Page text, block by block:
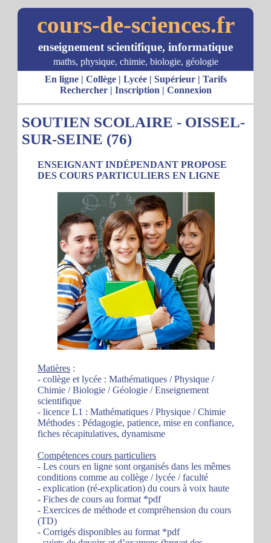
cours-de-sciences.fr
enseignement scientifique, informatique
maths, physique, chimie, biologie, géologie
En ligne| Collège| Lycée| Supérieur| Tarifs
Rechercher| Inscription | Connexion
SOUTIEN SCOLAIRE - OISSEL-
SUR-SEINE (76)
ENSEIGNANT INDÉPENDANT PROPOSE
DES COURS PARTICULIERS EN LIGNE
Matières :
- collège et lycée : Mathématiques / Physique /
Chimie / Biologie / Géologie / Enseignement
scientifique
- licence L1 : Mathématiques / Physique / Chimie
Méthodes : Pédagogie, patience, mise en confiance,
fiches récapitulatives, dynamisme
Compétences cours particuliers
- Les cours en ligne sont organisés dans les mêmes
conditions comme au collège / lycée / faculté
- explication (ré-explication) du cours à voix haute
- Fiches de cours au format *pdf
- Exercices de méthode et compréhension du cours
(TD)
- Corrigés disponibles au format *pdf